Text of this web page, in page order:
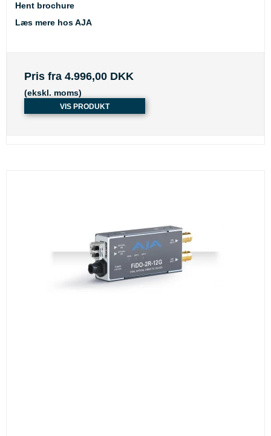
Hent brochure
Læs mere hos AJA
Pris fra 4.996,00 DKK
(ekskl. moms)
VIS PRODUKT